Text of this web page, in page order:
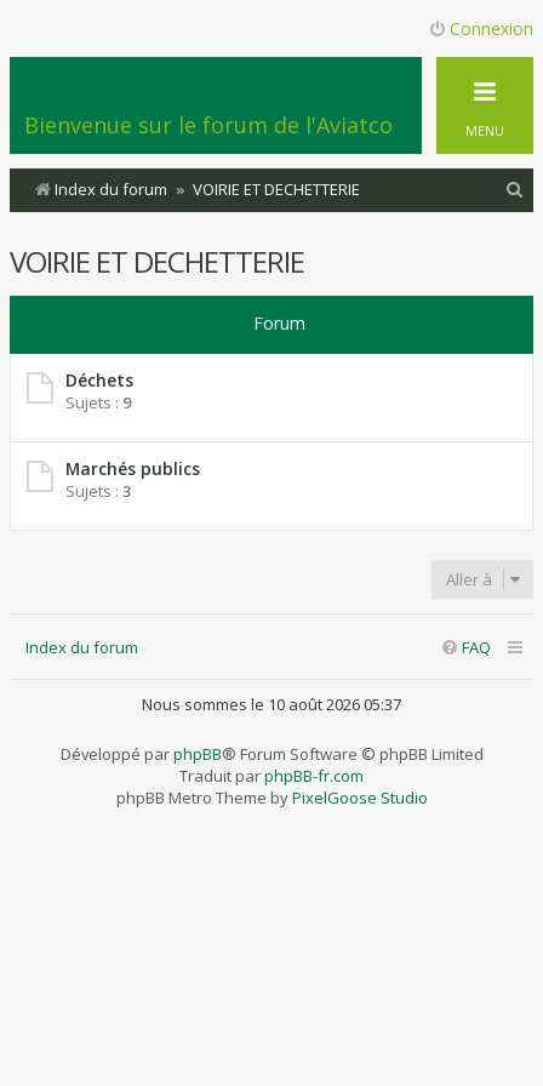
Connexion
Bienvenue sur le forum de l'Aviatco MENU
Index du forum VOIRIE ET DECHETTERIE
r
VOIRIE ET DECHETTERIE
Forum
Déchets
Sujets : 9
Marchés publics
Sujets : 3
Aller à
Index du forum FAQ
Nous sommes le 10 août 2026 05:37
Développé parphpBB® Forum Software © phpBB Limited
Traduit parphpBB-fr.com
phpBB Metro Theme byPixelGoose Studio